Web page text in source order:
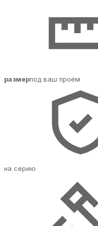
размерпод ваш проём
на серию